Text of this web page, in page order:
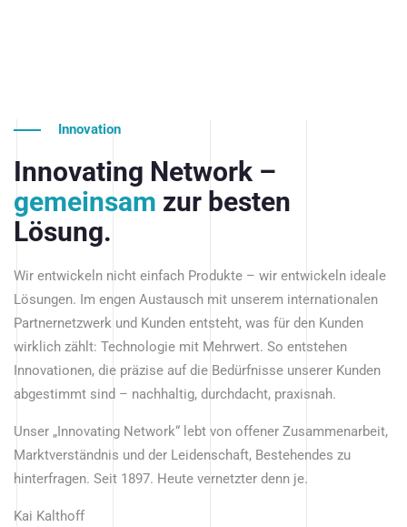
Innovation
Innovating Network –
gemeinsam zur besten
Lösung.
Wir entwickeln nicht einfach Produkte – wir entwickeln ideale
Lösungen. Im engen Austausch mit unserem internationalen
Partnernetzwerk und Kunden entsteht, was für den Kunden
wirklich zählt: Technologie mit Mehrwert. So entstehen
Innovationen, die präzise auf die Bedürfnisse unserer Kunden
abgestimmt sind – nachhaltig, durchdacht, praxisnah.
Unser „Innovating Network“ lebt von offener Zusammenarbeit,
Marktverständnis und der Leidenschaft, Bestehendes zu
hinterfragen. Seit 1897. Heute vernetzter denn je.
Kai Kalthoff